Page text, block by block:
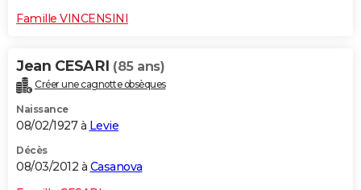
Famille VINCENSINI
Jean CESARI (85 ans)
Créer une cagnotte obsèques
Naissance
08/02/1927 à Levie
Décès
08/03/2012 à Casanova